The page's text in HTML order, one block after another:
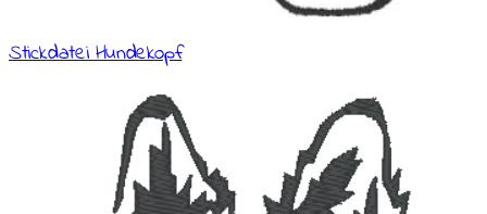
Stickdatei Hundekopf